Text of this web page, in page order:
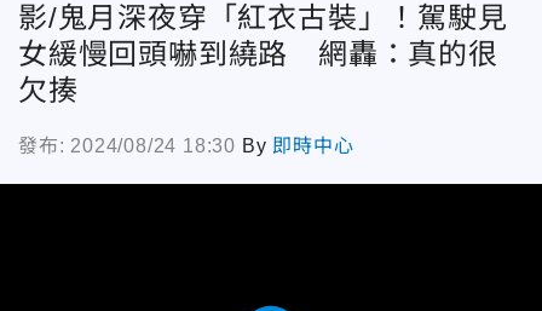
影/鬼月深夜穿「紅衣古裝」！駕駛見
女緩慢回頭嚇到繞路 網轟：真的很
欠揍
發布: 2024/08/24 18:30 By 即時中心